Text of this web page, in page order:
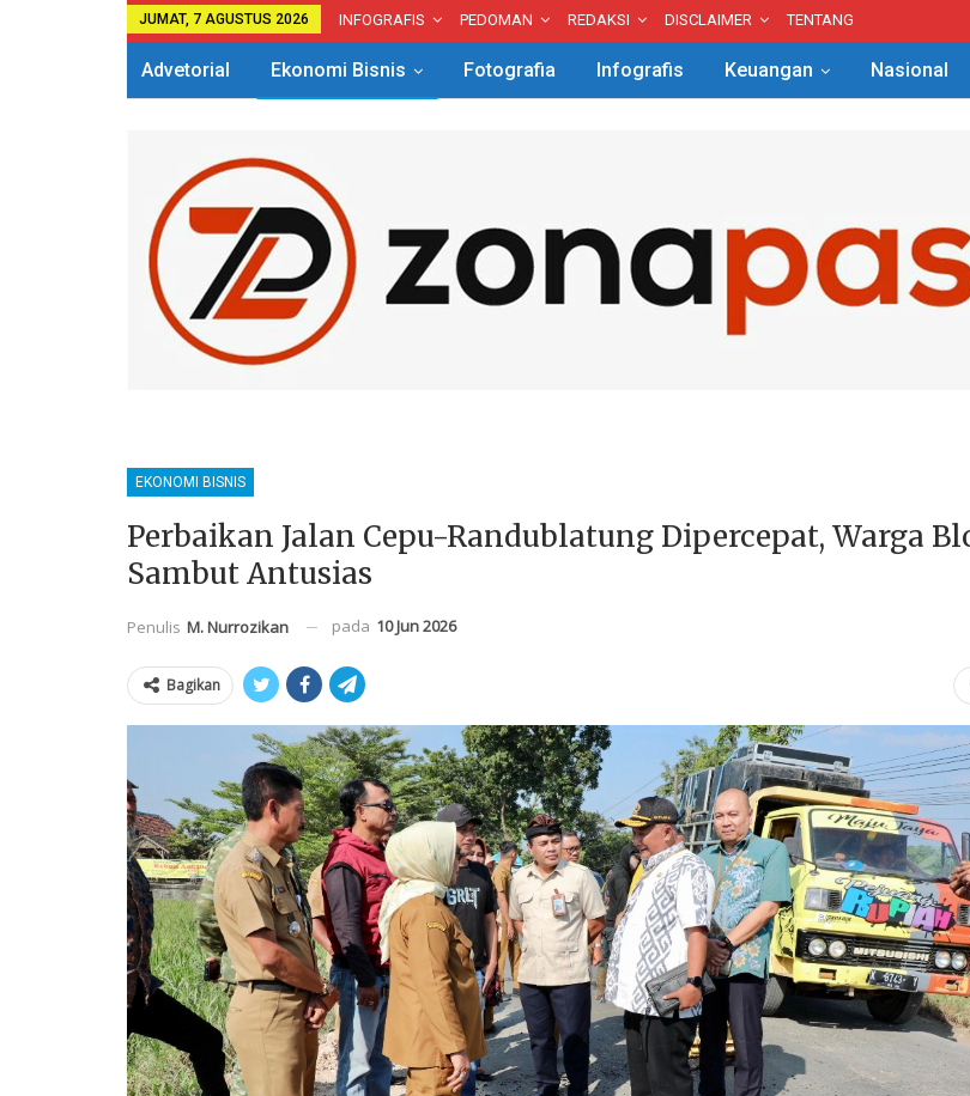
JUMAT, 7 AGUSTUS 2026 INFOGRAFIS PEDOMAN REDAKSI DISCLAIMER TENTANG
Advetorial Ekonomi Bisnis Fotografia Infografis Keuangan Nasional
EKONOMI BISNIS
Perbaikan Jalan Cepu-Randublatung Dipercepat, Warga
Sambut Antusias
Penulis M. Nurrozikan pada 10 Jun 2026
Bagikan